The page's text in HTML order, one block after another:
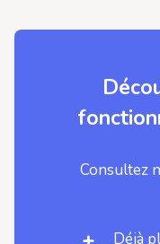
Consultez
Déjà